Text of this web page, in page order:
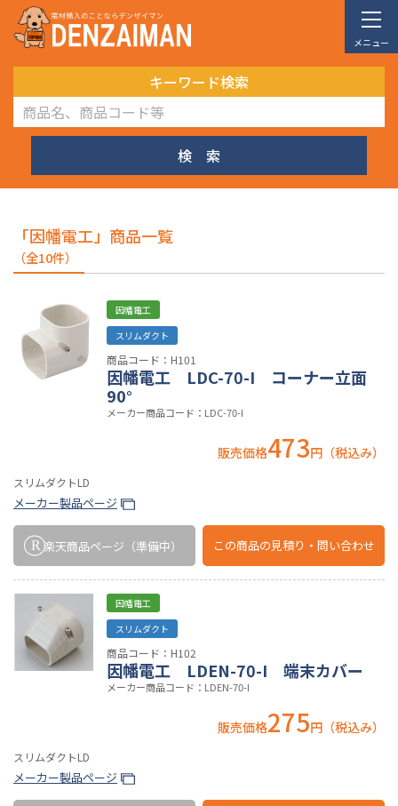
メニュー
キーワード検索
検 索
「因幡電工」商品一覧
（全10件）
因幡電工
スリムダクト
商品コード：H101
因幡電工 LDC-70-I コーナー立面
90°
メーカー商品コード：LDC-70-I
販売価格473円（税込み）
スリムダクトLD
メーカー製品ページ
楽天商品ページ （準備中） この商品の見積り・問い合わせ
因幡電工
スリムダクト
商品コード：H102
因幡電工 LDEN-70-I 端末カバー
メーカー商品コード：LDEN-70-I
販売価格275円（税込み）
スリムダクトLD
メーカー製品ページ